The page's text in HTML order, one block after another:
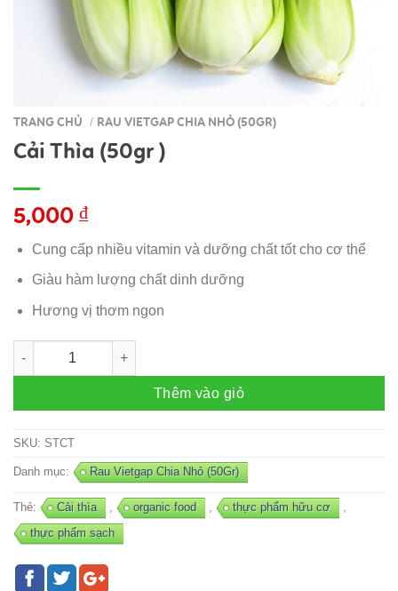
TRANG CHỦ / RAU VIETGAP CHIA NHỎ (50GR)
Cải Thìa (50gr )
5,000 ₫
Cung cấp nhiều vitamin và dưỡng chất tốt cho cơ thể
Giàu hàm lượng chất dinh dưỡng
Hương vị thơm ngon
Cải Thìa (50gr ) số lượng
Thêm vào giỏ
SKU: STCT
Danh mục: Rau Vietgap Chia Nhỏ (50Gr)
Thẻ: Cải thìa organic food thực phẩm hữu cơ
thực phẩm sạch